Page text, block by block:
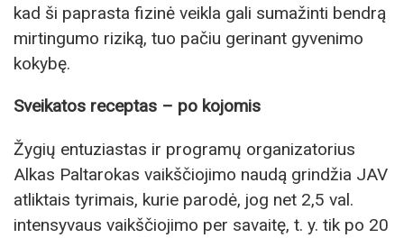
kad ši paprasta fizinė veikla gali sumažinti bendrą
mirtingumo riziką, tuo pačiu gerinant gyvenimo
kokybę.
Sveikatos receptas – po kojomis
Žygių entuziastas ir programų organizatorius
Alkas Paltarokas vaikščiojimo naudą grindžia JAV
atliktais tyrimais, kurie parodė, jog net 2,5 val.
intensyvaus vaikščiojimo per savaitę, t. y. tik po 20